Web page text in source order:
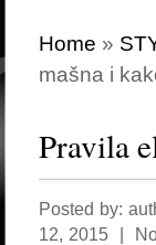
Home »
mašna i
Pravila
Posted by:
12, 2015 |